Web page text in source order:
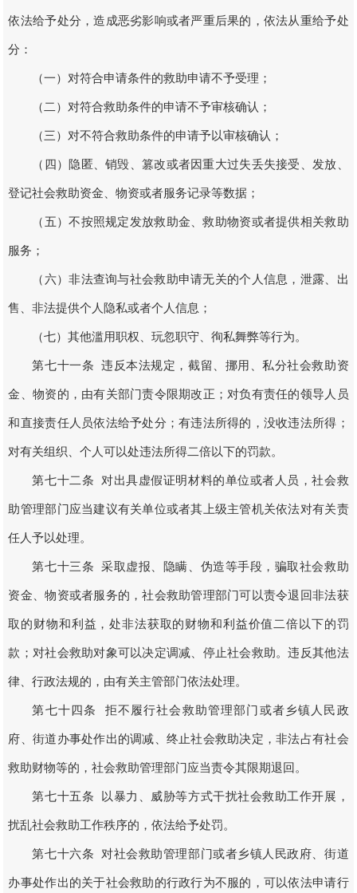
依法给予处分，造成恶劣影响或者严重后果的，依法从重给予处
分：
（一）对符合申请条件的救助申请不予受理；
（二）对符合救助条件的申请不予审核确认；
（三）对不符合救助条件的申请予以审核确认；
（四）隐匿、销毁、篡改或者因重大过失丢失接受、发放、
登记社会救助资金、物资或者服务记录等数据；
（五）不按照规定发放救助金、救助物资或者提供相关救助
服务；
（六）非法查询与社会救助申请无关的个人信息，泄露、出
售、非法提供个人隐私或者个人信息；
（七）其他滥用职权、玩忽职守、徇私舞弊等行为。
第七十一条 违反本法规定，截留、挪用、私分社会救助资
金、物资的，由有关部门责令限期改正；对负有责任的领导人员
和直接责任人员依法给予处分；有违法所得的，没收违法所得；
对有关组织、个人可以处违法所得二倍以下的罚款。
第七十二条 对出具虚假证明材料的单位或者人员，社会救
助管理部门应当建议有关单位或者其上级主管机关依法对有关责
任人予以处理。
第七十三条 采取虚报、隐瞒、伪造等手段，骗取社会救助
资金、物资或者服务的，社会救助管理部门可以责令退回非法获
取的财物和利益，处非法获取的财物和利益价值二倍以下的罚
款；对社会救助对象可以决定调减、停止社会救助。违反其他法
律、行政法规的，由有关主管部门依法处理。
第七十四条 拒不履行社会救助管理部门或者乡镇人民政
府、街道办事处作出的调减、终止社会救助决定，非法占有社会
救助财物等的，社会救助管理部门应当责令其限期退回。
第七十五条 以暴力、威胁等方式干扰社会救助工作开展，
扰乱社会救助工作秩序的，依法给予处罚。
第七十六条 对社会救助管理部门或者乡镇人民政府、街道
办事处作出的关于社会救助的行政行为不服的，可以依法申请行